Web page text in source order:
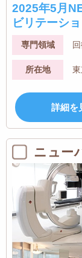
2025年5月
ビリテーシ
専門領域
所在地
詳細を
ニュー